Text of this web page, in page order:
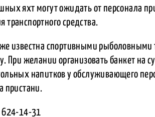
яхт могут ожидать от персонала
транспортного средства.
известна спортивными
При желании организовать банкет на
напитков у обслуживающего
пристани.
624-14-31